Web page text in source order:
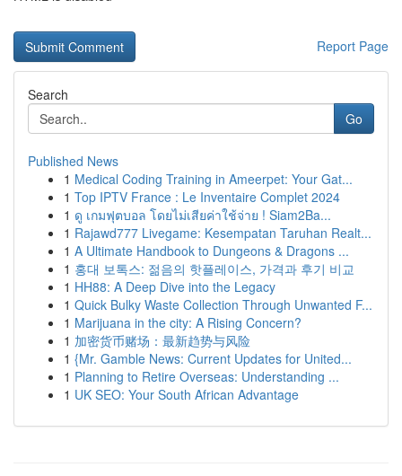
Report Page
Search
Go
Published News
1 Medical Coding Training in Ameerpet: Your Gat...
1 Top IPTV France : Le Inventaire Complet 2024
1 ดู เกมฟุตบอล โดยไม่เสียค่าใช้จ่าย ! Siam2Ba...
1 Rajawd777 Livegame: Kesempatan Taruhan Realt...
1 A Ultimate Handbook to Dungeons & Dragons ...
1 홍대 보톡스: 젊음의 핫플레이스, 가격과 후기 비교
1 HH88: A Deep Dive into the Legacy
1 Quick Bulky Waste Collection Through Unwanted F...
1 Marijuana in the city: A Rising Concern?
1 加密货币赌场：最新趋势与风险
1 {Mr. Gamble News: Current Updates for United...
1 Planning to Retire Overseas: Understanding ...
1 UK SEO: Your South African Advantage